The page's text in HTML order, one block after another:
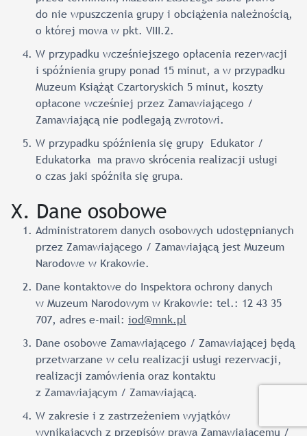
do nie wpuszczenia grupy i obciążenia należnością,
o której mowa w pkt. VIII.2.
W przypadku wcześniejszego opłacenia rezerwacji
i spóźnienia grupy ponad 15 minut, a w przypadku
Muzeum Książąt Czartoryskich 5 minut, koszty
opłacone wcześniej przez Zamawiającego /
Zamawiającą nie podlegają zwrotowi.
W przypadku spóźnienia się grupy Edukator /
Edukatorka ma prawo skrócenia realizacji usługi
o czas jaki spóźniła się grupa.
X. Dane osobowe
Administratorem danych osobowych udostępnianych
przez Zamawiającego / Zamawiającą jest Muzeum
Narodowe w Krakowie.
Dane kontaktowe do Inspektora ochrony danych
w Muzeum Narodowym w Krakowie: tel.: 12 43 35
707, adres e-mail: iod@mnk.pl
Dane osobowe Zamawiającego / Zamawiającej będą
przetwarzane w celu realizacji usługi rezerwacji,
realizacji zamówienia oraz kontaktu
z Zamawiającym / Zamawiającą.
W zakresie i z zastrzeżeniem wyjątków
wynikających z przepisów prawa Zamawiającemu /